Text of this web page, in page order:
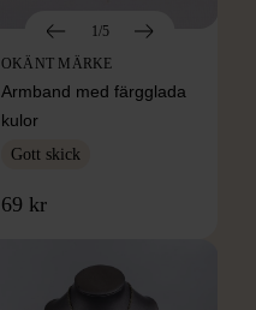
1/5
OKÄNT MÄRKE
Armband med färgglada
kulor
Gott skick
69 kr